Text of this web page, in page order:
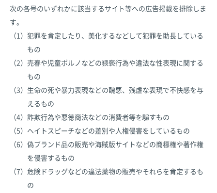
次の各号のいずれかに該当するサイト等への広告掲載を排除しま
す。
（1） 犯罪を肯定したり、美化するなどして犯罪を助長している
もの
（2） 売春や児童ポルノなどの猥褻行為や違法な性表現に関する
もの
（3） 生命の死や暴力表現などの醜悪、残虐な表現で不快感を与
えるもの
（4） 詐欺行為や悪徳商法などの消費者等を騙すもの
（5） ヘイトスピーチなどの差別や人権侵害をしているもの
（6） 偽ブランド品の販売や海賊版サイトなどの商標権や著作権
を侵害するもの
（7） 危険ドラッグなどの違法薬物の販売やそれらを肯定するも
の